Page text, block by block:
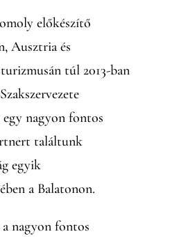
előkészítő
Ausztria és
túl 2013-ban
egy nagyon fontos
találtunk
egyik
a Balatonon.
a nagyon fontos